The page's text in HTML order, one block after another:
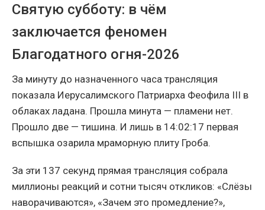
Святую субботу: в чём
заключается феномен
Благодатного огня-2026
За минуту до назначенного часа трансляция
показала Иерусалимского Патриарха Феофила III в
облаках ладана. Прошла минута — пламени нет.
Прошло две — тишина. И лишь в 14:02:17 первая
вспышка озарила мраморную плиту Гроба.
За эти 137 секунд прямая трансляция собрала
миллионы реакций и сотни тысяч откликов: «Слёзы
наворачиваются», «Зачем это промедление?»,